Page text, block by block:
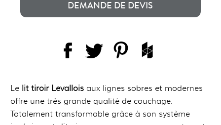
DEMANDE DE DEVIS
Le lit tiroir Levallois aux lignes sobres et modernes
offre une très grande qualité de couchage.
Totalement transformable grâce à son système